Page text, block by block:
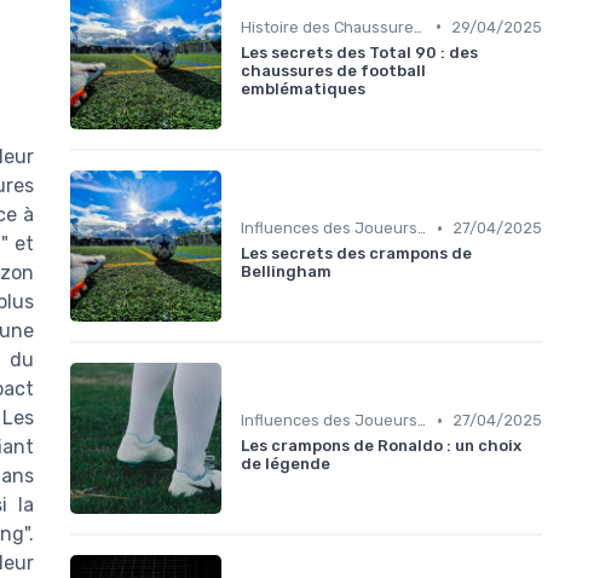
à
et
du
la
•
29/04/2025
Les secrets des Total 90 : des
chaussures de football
emblématiques
Influences des Joueurs Professionnels •
27/04/2025
Les secrets des crampons de
Bellingham
Influences des Joueurs Professionnels •
27/04/2025
Les crampons de Ronaldo : un choix
de légende